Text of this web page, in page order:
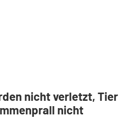
nicht verletzt, Tier
nicht